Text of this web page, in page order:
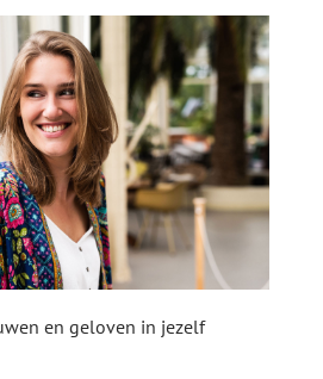
en geloven in jezelf